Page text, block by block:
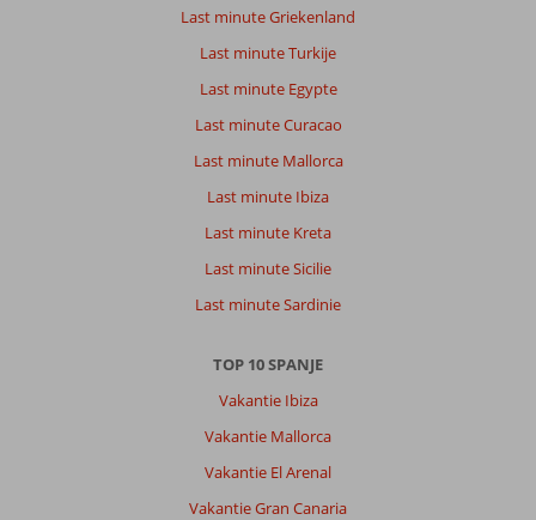
Last minute Griekenland
Last minute Turkije
Last minute Egypte
Last minute Curacao
Last minute Mallorca
Last minute Ibiza
Last minute Kreta
Last minute Sicilie
Last minute Sardinie
TOP 10 SPANJE
Vakantie Ibiza
Vakantie Mallorca
Vakantie El Arenal
Vakantie Gran Canaria